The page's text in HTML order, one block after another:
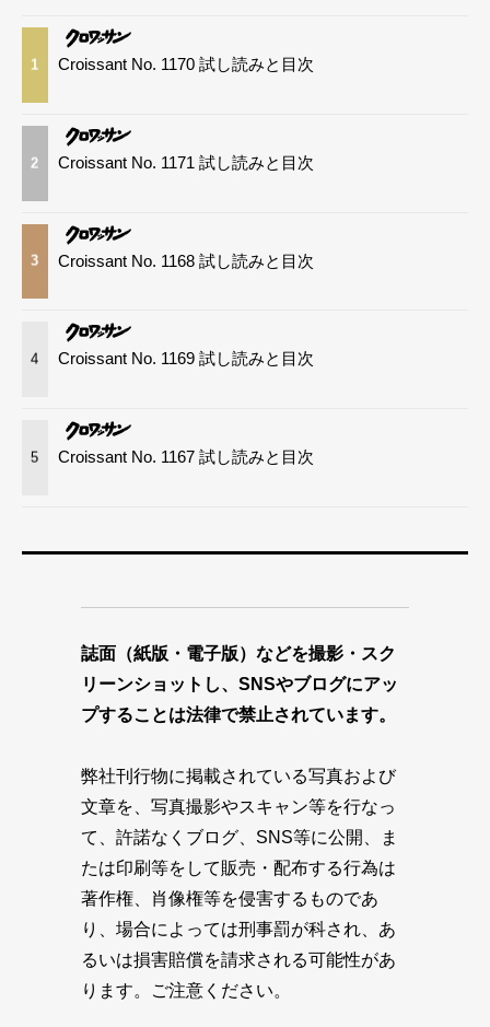
1 Croissant No. 1170 試し読みと目次
2 Croissant No. 1171 試し読みと目次
3 Croissant No. 1168 試し読みと目次
4 Croissant No. 1169 試し読みと目次
5 Croissant No. 1167 試し読みと目次
誌面（紙版・電子版）などを撮影・スク
リーンショットし、SNSやブログにアッ
プすることは法律で禁止されています。
弊社刊行物に掲載されている写真および
文章を、写真撮影やスキャン等を行なっ
て、許諾なくブログ、SNS等に公開、ま
たは印刷等をして販売・配布する行為は
著作権、肖像権等を侵害するものであ
り、場合によっては刑事罰が科され、あ
るいは損害賠償を請求される可能性があ
ります。ご注意ください。